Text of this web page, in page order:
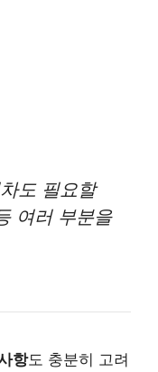
도 필요할
여러 부분을
항도 충분히 고려